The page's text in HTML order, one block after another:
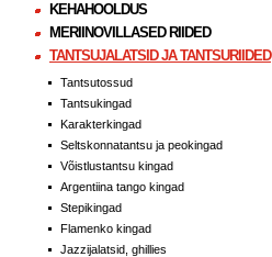
KEHAHOOLDUS
MERIINOVILLASED RIIDED
TANTSUJALATSID JA TANTSURIIDED
Tantsutossud
Tantsukingad
Karakterkingad
Seltskonnatantsu ja peokingad
Võistlustantsu kingad
Argentiina tango kingad
Stepikingad
Flamenko kingad
Jazzijalatsid, ghillies